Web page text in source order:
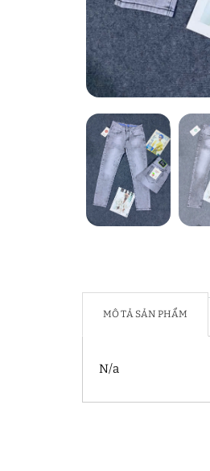
MÔ TẢ SẢN PHẨM
N/a